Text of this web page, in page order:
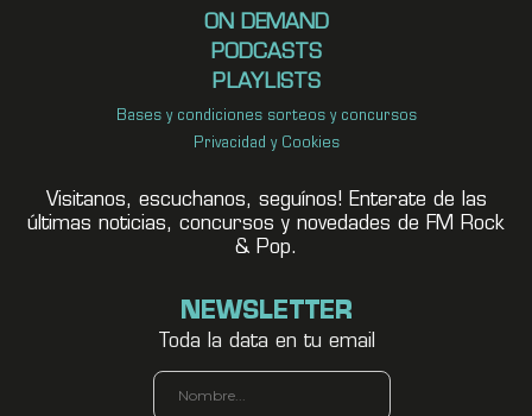
ON DEMAND
PODCASTS
PLAYLISTS
Bases y condiciones sorteos y concursos
Privacidad y Cookies
Visitanos, escuchanos, seguínos! Enterate de las
últimas noticias, concursos y novedades de FM Rock
& Pop.
NEWSLETTER
Toda la data en tu email